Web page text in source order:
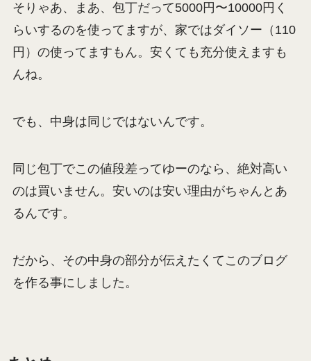
そりゃあ、まあ、包丁だって5000円〜10000円く
らいするのを使ってますが、家ではダイソー（110
円）の使ってますもん。安くても充分使えますも
んね。
でも、中身は同じではないんです。
同じ包丁でこの値段差ってゆーのなら、絶対高い
のは買いません。安いのは安い理由がちゃんとあ
るんです。
だから、その中身の部分が伝えたくてこのブログ
を作る事にしました。